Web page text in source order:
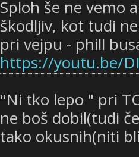
Sploh še ne vemo
škodljiv, kot tudi
pri vejpu - phill
https://youtu.be/
"Ni tko lepo " pri
ne boš dobil(tudi
tako okusnih(niti